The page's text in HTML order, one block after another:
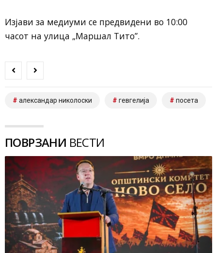
Изјави за медиуми се предвидени во 10:00
часот на улица „Маршал Тито”.
александар николоски гевгелија посета
ПОВРЗАНИ ВЕСТИ